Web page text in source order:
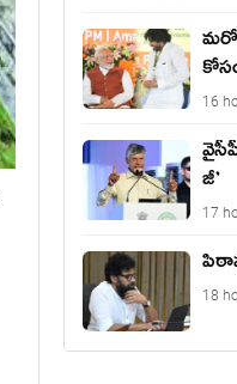
మరో
16
జీ’
17
18